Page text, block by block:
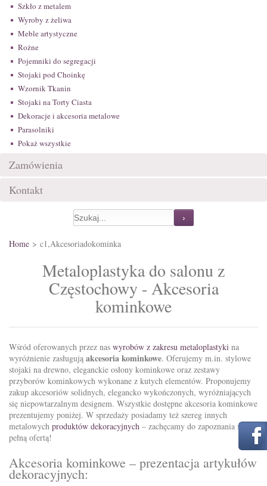
Szkło z metalem
Wyroby z żeliwa
Meble artystyczne
Rożne
Pojemniki do segregacji
Stojaki pod Choinkę
Wzornik Tkanin
Stojaki na Torty Ciasta
Dekoracje i akcesoria metalowe
Parasolniki
Pokaż wszystkie
Zamówienia
Kontakt
Home > c1,Akcesoriadokominka
Metaloplastyka do salonu z
Częstochowy - Akcesoria
kominkowe
Wśród oferowanych przez nas wyrobów z zakresu metaloplastyki na
wyróżnienie zasługują akcesoria kominkowe. Oferujemy m.in. stylowe
stojaki na drewno, eleganckie osłony kominkowe oraz zestawy
przyborów kominkowych wykonane z kutych elementów. Proponujemy
zakup akcesoriów solidnych, elegancko wykończonych, wyróżniających
się niepowtarzalnym designem. Wszystkie dostępne akcesoria kominkowe
prezentujemy poniżej. W sprzedaży posiadamy też szereg innych
metalowych produktów dekoracyjnych – zachęcamy do zapoznania się z
pełną ofertą!
Akcesoria kominkowe – prezentacja artykułów
dekoracyjnych: